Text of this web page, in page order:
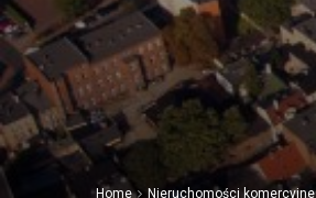
Home Nieruchomości komercyjne